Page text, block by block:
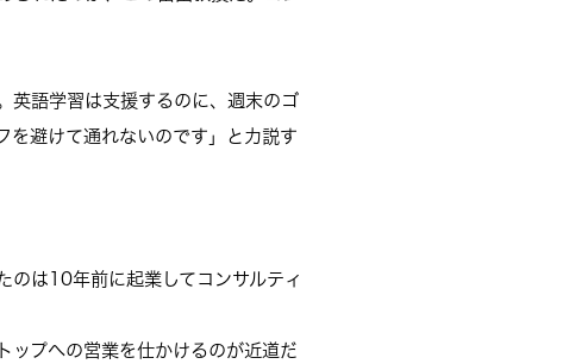
英語学習は支援するのに、週末のゴ
を避けて通れないのです」と力説す
のは10年前に起業してコンサルティ
ップへの営業を仕かけるのが近道だ